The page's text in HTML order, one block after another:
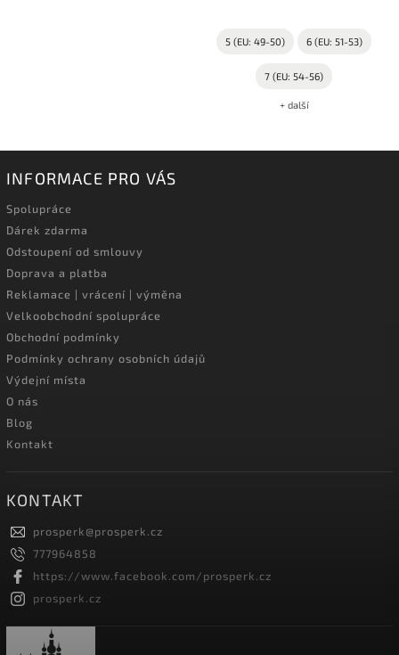
5 (EU: 49-50) 6 (EU: 51-53)
7 (EU: 54-56)
+ další
INFORMACE PRO VÁS
Spolupráce
Dárek zdarma
Odstoupení od smlouvy
Doprava a platba
Reklamace | vrácení | výměna
Velkoobchodní spolupráce
Obchodní podmínky
Podmínky ochrany osobních údajů
Výdejní místa
O nás
Blog
Kontakt
KONTAKT
prosperk@prosperk.cz
777964858
https://www.facebook.com/prosperk.cz
prosperk.cz